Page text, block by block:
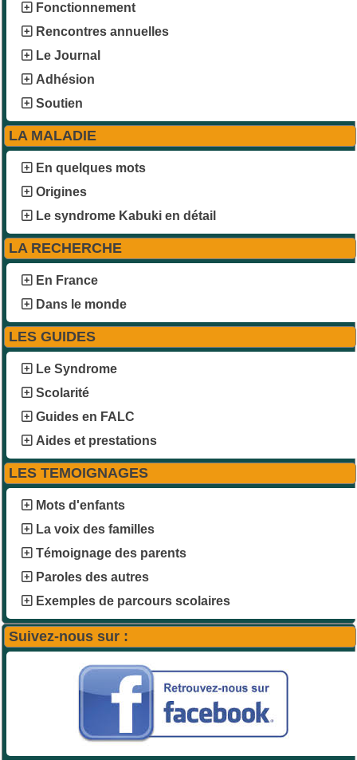
Fonctionnement
Rencontres annuelles
Le Journal
Adhésion
Soutien
LA MALADIE
En quelques mots
Origines
Le syndrome Kabuki en détail
LA RECHERCHE
En France
Dans le monde
LES GUIDES
Le Syndrome
Scolarité
Guides en FALC
Aides et prestations
LES TEMOIGNAGES
Mots d'enfants
La voix des familles
Témoignage des parents
Paroles des autres
Exemples de parcours scolaires
Suivez-nous sur :